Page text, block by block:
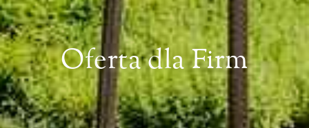
Oferta dla Firm